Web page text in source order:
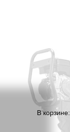
В корзине: